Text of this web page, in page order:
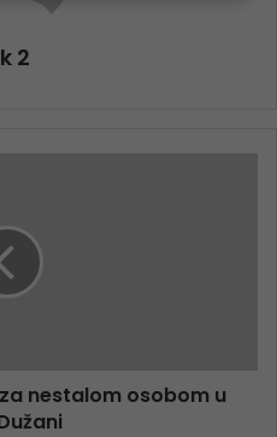
2
nestalom osobom u